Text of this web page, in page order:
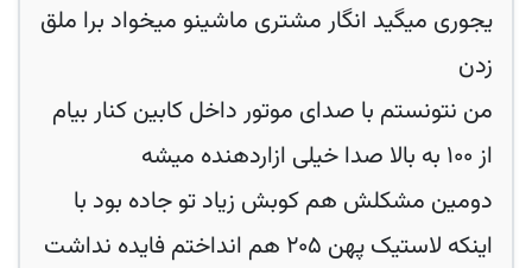
یجوری میگید انگار مشتری ماشینو میخواد برا ملق
زدن
من نتونستم با صدای موتور داخل کابین کنار بیام
از ۱۰۰ به بالا صدا خیلی ازاردهنده میشه
دومین مشکلش هم کوبش زیاد تو جاده بود با
اینکه لاستیک پهن ۲۰۵ هم انداختم فایده نداشت